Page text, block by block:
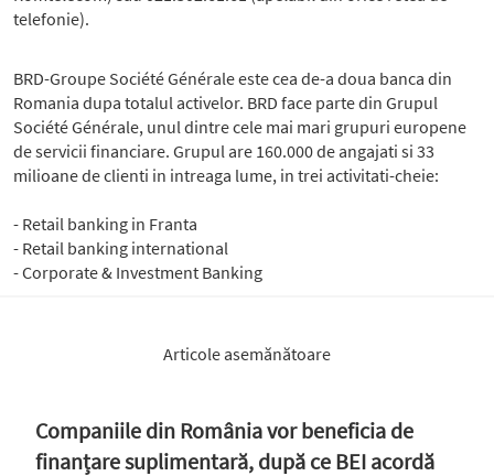
telefonie).
BRD-Groupe Société Générale este cea de-a doua banca din
Romania dupa totalul activelor. BRD face parte din Grupul
Société Générale, unul dintre cele mai mari grupuri europene
de servicii financiare. Grupul are 160.000 de angajati si 33
milioane de clienti in intreaga lume, in trei activitati-cheie:
- Retail banking in Franta
- Retail banking international
- Corporate & Investment Banking
Articole asemănătoare
Companiile din România vor beneficia de
finanțare suplimentară, după ce BEI acordă